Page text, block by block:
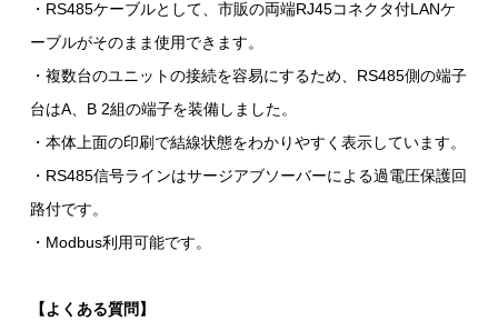
・RS485ケーブルとして、市販の両端RJ45コネクタ付LANケ
ーブルがそのまま使用できます。
・複数台のユニットの接続を容易にするため、RS485側の端子
台はA、B 2組の端子を装備しました。
・本体上面の印刷で結線状態をわかりやすく表示しています。
・RS485信号ラインはサージアブソーバーによる過電圧保護回
路付です。
・Modbus利用可能です。
【よくある質問】